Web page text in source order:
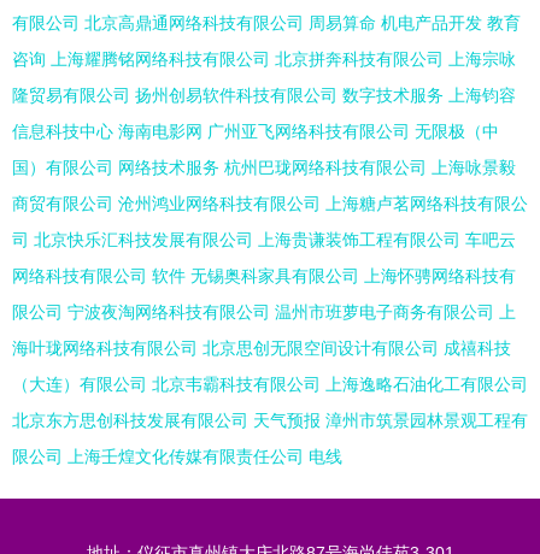
有限公司 北京高鼎通网络科技有限公司 周易算命 机电产品开发 教育
咨询
上海耀腾铭网络科技有限公司 北京拼奔科技有限公司
上海宗咏
隆贸易有限公司 扬州创易软件科技有限公司 数字技术服务
上海钧容
信息科技中心 海南电影网 广州亚飞网络科技有限公司 无限极（中
国）有限公司 网络技术服务 杭州巴珑网络科技有限公司
上海咏景毅
商贸有限公司 沧州鸿业网络科技有限公司
上海糖卢茗网络科技有限公
司 北京快乐汇科技发展有限公司 上海贵谦装饰工程有限公司 车吧云
网络科技有限公司 软件 无锡奥科家具有限公司
上海怀骋网络科技有
限公司 宁波夜淘网络科技有限公司 温州市班萝电子商务有限公司
上
海叶珑网络科技有限公司 北京思创无限空间设计有限公司 成禧科技
（大连）有限公司 北京韦霸科技有限公司
上海逸略石油化工有限公司
北京东方思创科技发展有限公司 天气预报 漳州市筑景园林景观工程有
限公司
上海壬煌文化传媒有限责任公司 电线